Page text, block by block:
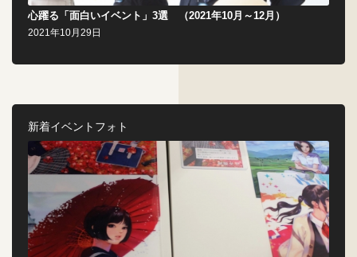
心躍る「面白いイベント」3選 （2021年10月～12月）
2021年10月29日
新着イベントフォト